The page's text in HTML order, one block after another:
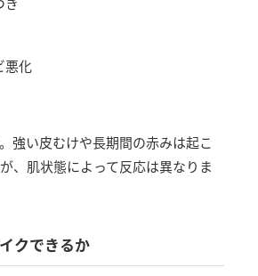
悪化
強い皮むけや長期間の赤みは起こ
、肌状態によって反応は異なりま
クできるか